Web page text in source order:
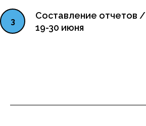
Составление отчетов /
19-30 июня